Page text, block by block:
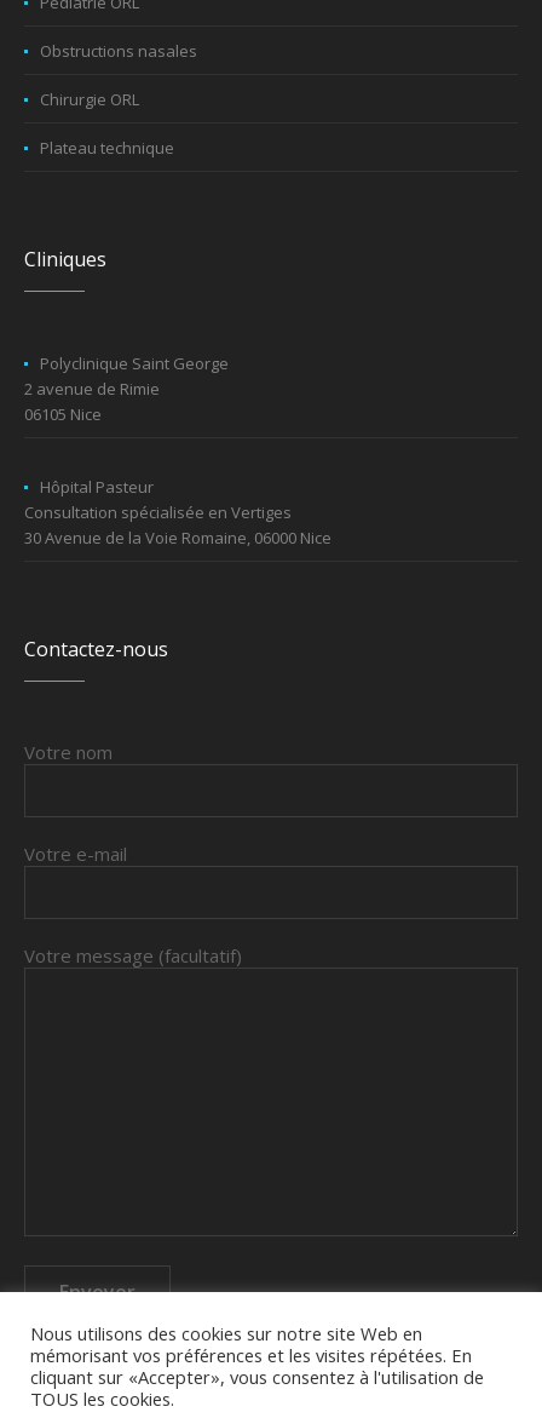
Obstructions nasales
Chirurgie ORL
Plateau technique
Cliniques
Polyclinique Saint George
2 avenue de Rimie
06105 Nice
Hôpital Pasteur
Consultation spécialisée en Vertiges
30 Avenue de la Voie Romaine, 06000 Nice
Contactez-nous
Votre nom
Votre e-mail
Votre message (facultatif)
Nous utilisons des cookies sur notre site Web en
mémorisant vos préférences et les visites répétées. En
cliquant sur «Accepter», vous consentez à l'utilisation de
TOUS les cookies.